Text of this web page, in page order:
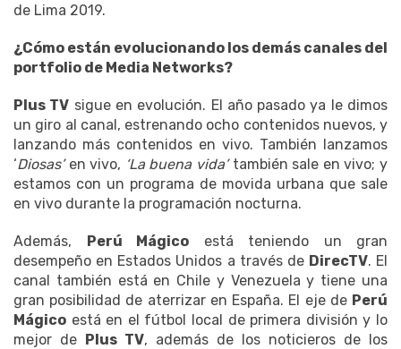
de Lima 2019.
¿Cómo están evolucionando los demás canales del
portfolio de Media Networks?
Plus TV sigue en evolución. El año pasado ya le dimos
un giro al canal, estrenando ocho contenidos nuevos, y
lanzando más contenidos en vivo. También lanzamos
‘Diosas’ en vivo, ‘La buena vida’también sale en vivo; y
estamos con un programa de movida urbana que sale
en vivo durante la programación nocturna.
Además, Perú Mágico está teniendo un gran
desempeño en Estados Unidos a través de DirecTV. El
canal también está en Chile y Venezuela y tiene una
gran posibilidad de aterrizar en España. El eje de Perú
Mágico está en el fútbol local de primera división y lo
mejor de Plus TV, además de los noticieros de los